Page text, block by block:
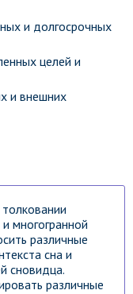
и долгосрочных
целей и
и внешних
многогранной
различные
сна и
сновидца.
различные